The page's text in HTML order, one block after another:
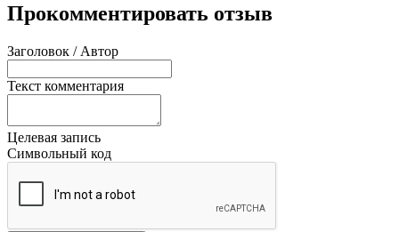
Прокомментировать отзыв
Заголовок / Автор
Текст комментария
Целевая запись
Символьный код